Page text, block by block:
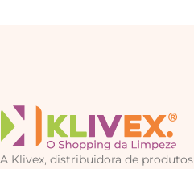
A Klivex, distribuidora de